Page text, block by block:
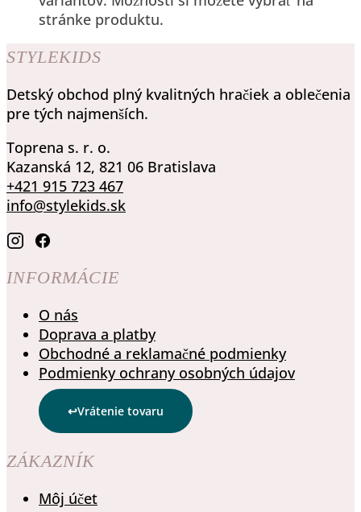
stránke produktu.
STYLEKIDS
Detský obchod plný kvalitných hračiek a oblečenia
pre tých najmenších.
Toprena s. r. o.
Kazanská 12, 821 06 Bratislava
+421 915 723 467
info@stylekids.sk
INFORMÁCIE
O nás
Doprava a platby
Obchodné a reklamačné podmienky
Podmienky ochrany osobných údajov
Vrátenie tovaru
ZÁKAZNÍK
Môj účet